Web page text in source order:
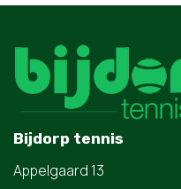
Bijdorp tennis
Appelgaard 13